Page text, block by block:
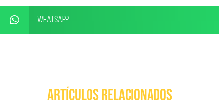
WhatsApp
ARTÍCULOS RELACIONADOS